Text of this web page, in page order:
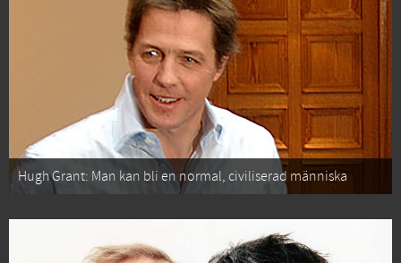
Hugh Grant: Man kan bli en normal, civiliserad människa